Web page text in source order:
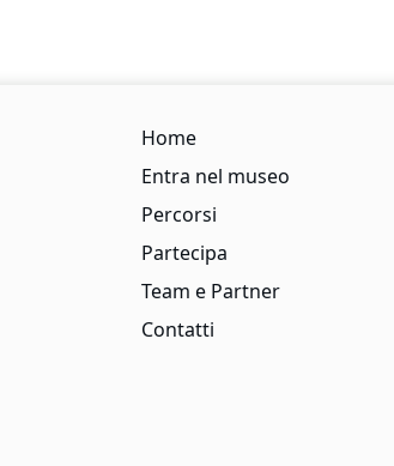
Home
Entra nel museo
Percorsi
Partecipa
Team e Partner
Contatti